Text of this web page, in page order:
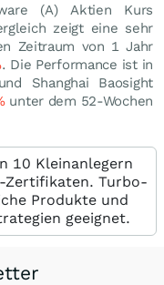
(A) Aktien Kurs
zeigt eine sehr
Zeitraum von 1 Jahr
. Die Performance ist in
Shanghai Baosight
unter dem 52-Wochen
10 Kleinanlegern
Zertifikaten. Turbo-
Produkte und
geeignet.